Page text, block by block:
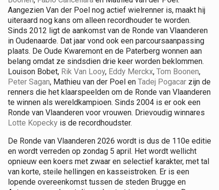
Aangezien Van der Poel nog actief wielrenner is, maakt hij
uiteraard nog kans om alleen recordhouder te worden.
Sinds 2012 ligt de aankomst van de Ronde van Vlaanderen
in Oudenaarde. Dat jaar vond ook een parcoursaanpassing
plaats. De Oude Kwaremont en de Paterberg wonnen aan
belang omdat ze sindsdien drie keer worden beklommen.
Louison Bobet, Rik Van Looy, Eddy Merckx, Tom Boonen,
Peter Sagan, Mathieu van der Poel en Tadej Pogacar zijn de
renners die het klaarspeelden om de Ronde van Vlaanderen
te winnen als wereldkampioen. Sinds 2004 is er ook een
Ronde van Vlaanderen voor vrouwen. Drievoudig winnares
Lotte Kopecky is de recordhoudster.
De Ronde van Vlaanderen 2026 wordt is dus de 110e editie
en wordt verreden op zondag 5 april. Het wordt wellicht
opnieuw een koers met zwaar en selectief karakter, met tal
van korte, steile hellingen en kasseistroken. Er is een
lopende overeenkomst tussen de steden Brugge en